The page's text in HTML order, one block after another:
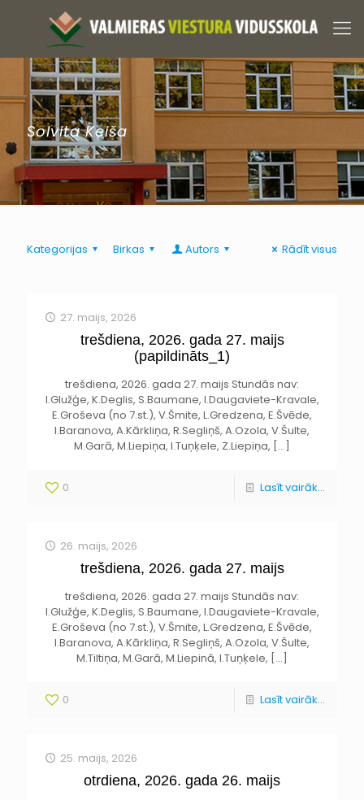
Solvita Keiša
Kategorijas Birkas Autors Rādīt visus
27. maijs, 2026
trešdiena, 2026. gada 27. maijs
(papildināts_1)
trešdiena, 2026. gada 27. maijs Stundās nav:
I.Glužģe, K.Deglis, S.Baumane, I.Daugaviete-Kravale,
E.Groševa (no 7.st.), V.Šmite, L.Gredzena, E.Švēde,
I.Baranova, A.Kārkliņa, R.Segliņš, A.Ozola, V.Šulte,
M.Garā, M.Liepiņa, I.Tuņķele, Z.Liepiņa, […]
0 Lasīt vairāk...
26. maijs, 2026
trešdiena, 2026. gada 27. maijs
trešdiena, 2026. gada 27. maijs Stundās nav:
I.Glužģe, K.Deglis, S.Baumane, I.Daugaviete-Kravale,
E.Groševa (no 7.st.), V.Šmite, L.Gredzena, E.Švēde,
I.Baranova, A.Kārkliņa, R.Segliņš, A.Ozola, V.Šulte,
M.Tiltiņa, M.Garā, M.Liepinā, I.Tuņķele, […]
0 Lasīt vairāk...
25. maijs, 2026
otrdiena, 2026. gada 26. maijs